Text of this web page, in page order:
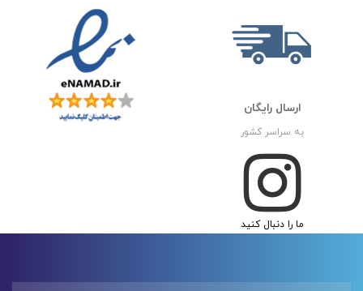
ارسال رایگان
به سراسر کشور
ما را دنبال کنید